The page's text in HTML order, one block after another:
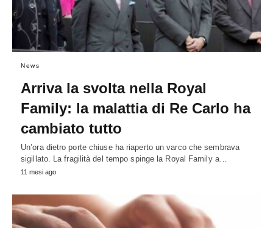
News
Arriva la svolta nella Royal
Family: la malattia di Re Carlo ha
cambiato tutto
Un’ora dietro porte chiuse ha riaperto un varco che sembrava
sigillato. La fragilità del tempo spinge la Royal Family a…
11 mesi ago